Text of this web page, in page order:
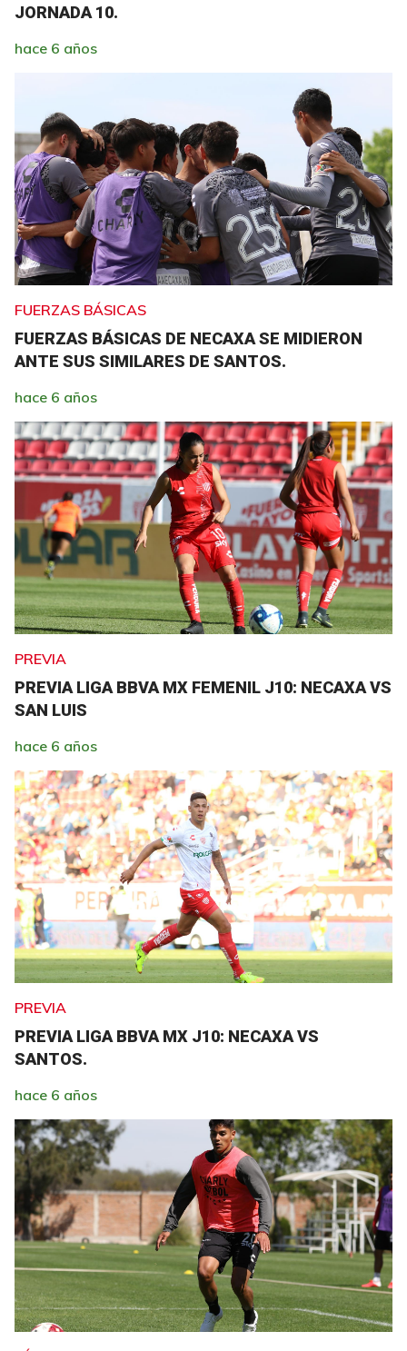
JORNADA 10.
hace 6 años
FUERZAS BÁSICAS
FUERZAS BÁSICAS DE NECAXA SE MIDIERON
ANTE SUS SIMILARES DE SANTOS.
hace 6 años
PREVIA
PREVIA LIGA BBVA MX FEMENIL J10: NECAXA VS
SAN LUIS
hace 6 años
PREVIA
PREVIA LIGA BBVA MX J10: NECAXA VS
SANTOS.
hace 6 años